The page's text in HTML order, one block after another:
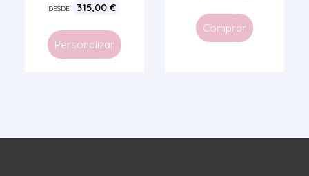
DESDE 315,00€
Personalizar
Comprar